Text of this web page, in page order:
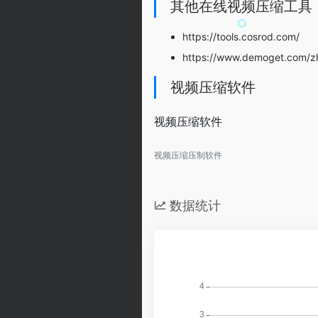
其他在线视频压缩工具
https://tools.cosrod.com/
https://www.demoget.com/
视频压缩软件
视频压缩软件
视频压缩压制软件
数据统计